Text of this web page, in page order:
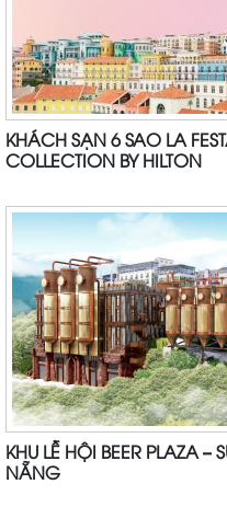
KHÁCH SẠN 6 SAO LA
COLLECTION BY HILTON
KHU LỄ HỘI BEER PLAZA –
NẴNG